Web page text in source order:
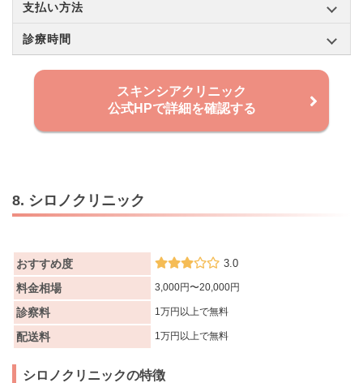
支払い方法
診療時間
スキンシアクリニック
公式HPで詳細を確認する
8. シロノクリニック
おすすめ度 3.0
料金相場 3,000円〜20,000円
診察料 1万円以上で無料
配送料 1万円以上で無料
シロノクリニックの特徴